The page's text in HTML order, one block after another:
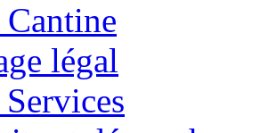
légal